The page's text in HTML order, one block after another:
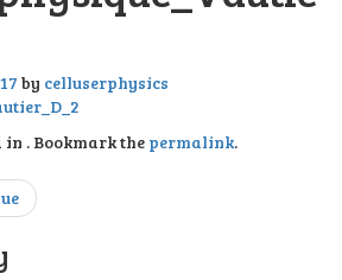
l
by celluserphysics
. Bookmark the permalink.